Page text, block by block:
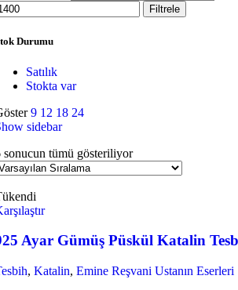
Filtrele
Durumu
Satılık
Stokta var
9 12 18 24
sidebar
sonucun tümü gösteriliyor
Ayar Gümüş Püskül Katalin
, Katalin, Emine Reşvani Ustanın Eserleri